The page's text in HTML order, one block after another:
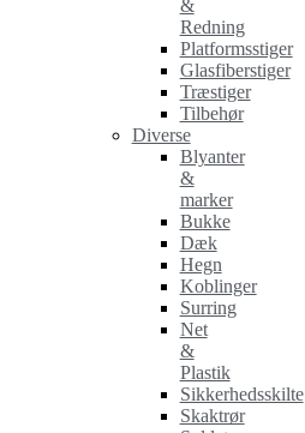
&
Redning
Platformsstiger
Glasfiberstiger
Træstiger
Tilbehør
Diverse
Blyanter
&
marker
Bukke
Dæk
Hegn
Koblinger
Surring
Net
&
Plastik
Sikkerhedsskilte
Skaktrør